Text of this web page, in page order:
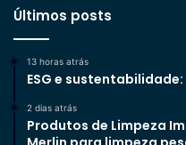
Últimos posts
13 horas atrás
ESG e
2 dias atrás
Produtos de Limpeza